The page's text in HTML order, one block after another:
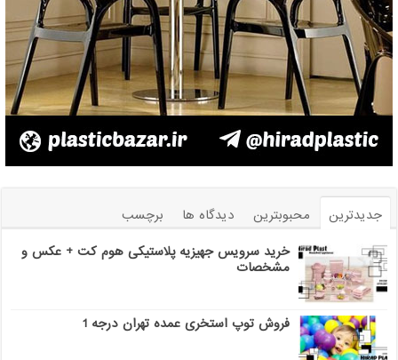
جدیدترین محبوبترین دیدگاه ها
برچسب
خرید سرویس جهیزیه پلاستیکی هوم کت + عکس و
مشخصات
فروش توپ استخری عمده تهران درجه 1